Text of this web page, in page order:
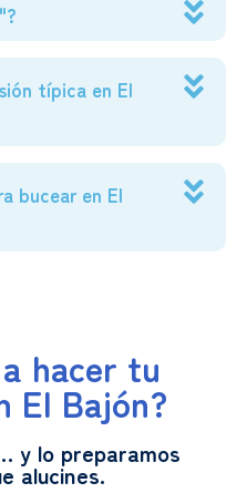
típica en El
bucear en El
hacer tu
El Bajón?
y lo preparamos
alucines.